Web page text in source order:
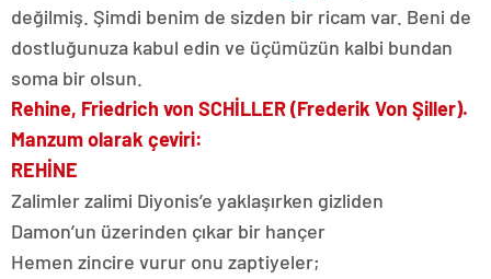
değilmiş. Şimdi benim de sizden bir ricam var. Beni de
dostluğunuza kabul edin ve üçümüzün kalbi bundan
soma bir olsun.
Rehine, Friedrich von SCHİLLER (Frederik Von Şiller).
Manzum olarak çeviri:
REHİNE
Zalimler zalimi Diyonis’e yaklaşırken gizliden
Damon’un üzerinden çıkar bir hançer
Hemen zincire vurur onu zaptiyeler;